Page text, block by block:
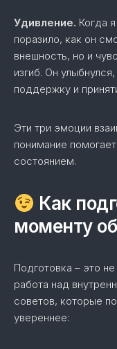
Удивление. Когда
поразило, как он
внешность, но и
изгиб. Он
поддержку и
Эти три эмоции
понимание
состоянием.
Как
моменту
Подготовка – это
работа над
советов, которые
увереннее: